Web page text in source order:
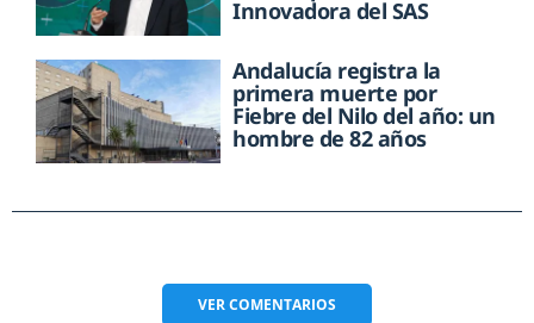
Innovadora del SAS
Andalucía registra la
primera muerte por
Fiebre del Nilo del año: un
hombre de 82 años
VERCOMENTARIOS